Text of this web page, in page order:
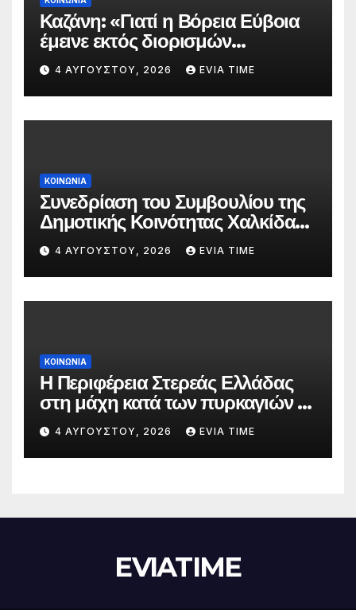
Καζάνη: «Γιατί η Βόρεια Εύβοια
έμεινε εκτός διορισμών
δασκάλων;»
4 ΑΥΓΟΎΣΤΟΥ, 2026 EVIA TIME
ΚΟΙΝΩΝΙΑ
Συνεδρίαση του Συμβουλίου της
Δημοτικής Κοινότητας Χαλκίδας
την 5 Αυγούστου
4 ΑΥΓΟΎΣΤΟΥ, 2026 EVIA TIME
ΚΟΙΝΩΝΙΑ
Η Περιφέρεια Στερεάς Ελλάδας
στη μάχη κατά των πυρκαγιών –
Δράσεις και στήριξη σε πέντε
περιφερειακές ενότητες
4 ΑΥΓΟΎΣΤΟΥ, 2026 EVIA TIME
EVIATIME